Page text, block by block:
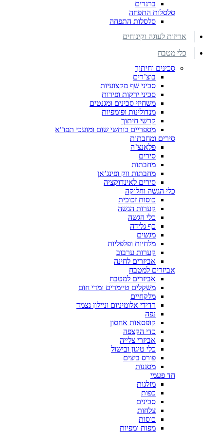
ברנרים
סלסלות התפחה
סלסלות התפחה
אריזות לעוגה וקינוחים
כלי מטבח
סכינים וחיתוך
בוצ’רים
סכיני שף מקצועיות
סכיני ירקות ופירות
משחיזי סכינים ומגנטים
מנדולינות ופומפיות
קרשי חיתוך
מספריים כותשי שום ומועכי תפו"א
סירים ומחבתות
פלאנצ’ה
סירים
מחבתות
מחבתות ווק ופינג’אן
סירים לאינדוקציה
כלי הגשה וחלוקה
כוסות זכוכית
קערות הגשה
כלי הגשה
כף גלידה
מגשים
מלחיות ופלפליות
קערות ערבוב
אביזרים לחינה
אביזרים למטבח
אביזרים למטבח
משקלים טיימרים ומדי חום
מלקחיים
רדידי אלומיניום וניילון נצמד
נפה
קופסאות אחסון
כדי הקצפה
אביזרי צלייה
כלי טיגון ובישול
פורס ביצים
מסננות
חד פעמי
מזלגות
כפות
סכינים
צלחות
כוסות
מפות ומפיות